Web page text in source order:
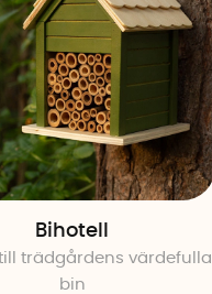
Bihotell
trädgårdens värdefulla
bin